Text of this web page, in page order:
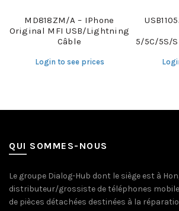
MD818ZM/A – IPhone
Original MFI USB/Lightning
Câble
Login to see prices
5/5C/5S/
QUI SOMMES-NOUS
Le groupe Dialog-Hub dont le siège est à
distributeur/grossiste de téléphones
de pièces détachées destinées à la